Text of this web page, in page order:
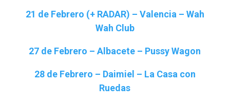
21 de Febrero (+ RADAR) – Valencia – Wah
Wah Club
27 de Febrero – Albacete – Pussy Wagon
28 de Febrero – Daimiel – La Casa con
Ruedas